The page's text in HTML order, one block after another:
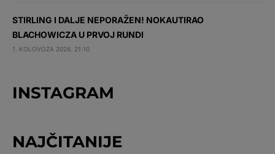
STIRLING I DALJE NEPORAŽEN! NOKAUTIRAO
BLACHOWICZA U PRVOJ RUNDI
1. KOLOVOZA 2026. 21:10
INSTAGRAM
NAJČITANIJE